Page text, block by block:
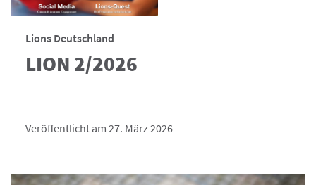
Lions Deutschland
LION 2/2026
Veröffentlicht am 27. März 2026